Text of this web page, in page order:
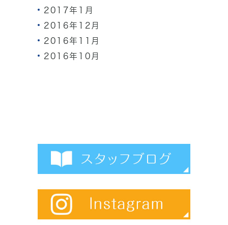
2017年1月
2016年12月
2016年11月
2016年10月